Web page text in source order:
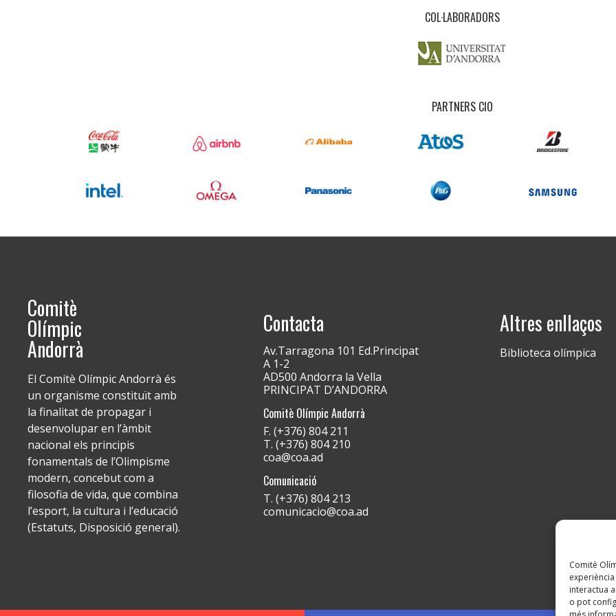
Comitè
interactua
o pot
COL·LABORADORS
PARTNERS CIO
Comitè
Olímpic
Andorrà
El Comitè Olímpic Andorrà és
un organisme constituït amb
la finalitat de propagar i
desenvolupar en l’àmbit
nacional els principis
fonamentals de l’Olimpisme
modern, concebut com a
filosofia de vida, que combina
l’esport, la cultura i l’educació
(Estatuts, Disposició general).
Contacta
Av.Tarragona 101 Ed.Principat
A 1-2
AD500 Andorra la Vella
PRINCIPAT D’ANDORRA
Comitè Olímpic Andorrà
F. (+376) 804 211
T. (+376) 804 210
coa@coa.ad
Comunicació
T. (+376) 804 213
comunicacio@coa.ad
Altres enllaços
Biblioteca olímpica